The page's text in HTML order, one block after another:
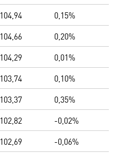
104,94 0,15%
104,66 0,20%
104,29 0,01%
103,74 0,10%
103,37 0,35%
102,82 -0,02%
102,69 -0,06%